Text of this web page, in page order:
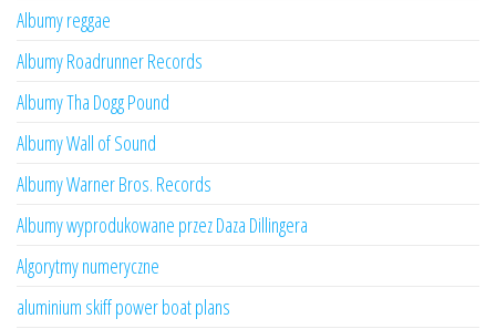
Albumy reggae
Albumy Roadrunner Records
Albumy Tha Dogg Pound
Albumy Wall of Sound
Albumy Warner Bros. Records
Albumy wyprodukowane przez Daza Dillingera
Algorytmy numeryczne
aluminium skiff power boat plans